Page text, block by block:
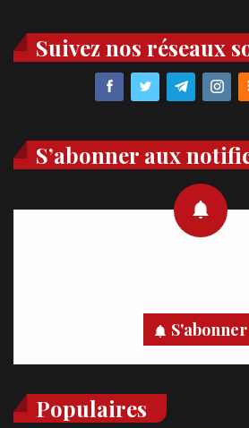
Suivez nos réseaux
S’abonner aux
S'abonner
Populaires